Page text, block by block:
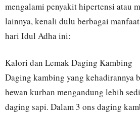
mengalami penyakit hipertensi atau
lainnya, kenali dulu berbagai
hari Idul Adha ini:
Kalori dan Lemak Daging Kambing
Daging kambing yang kehadirannya
hewan kurban mengandung lebih
daging sapi. Dalam 3 ons daging